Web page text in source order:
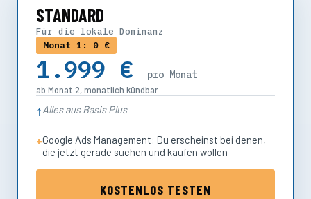
STANDARD
Für die lokale Dominanz
Monat 1: 0 €
1.999 € pro Monat
ab Monat 2, monatlich kündbar
Alles aus Basis Plus
Google Ads Management: Du erscheinst bei denen,
die jetzt gerade suchen und kaufen wollen
KOSTENLOS TESTEN